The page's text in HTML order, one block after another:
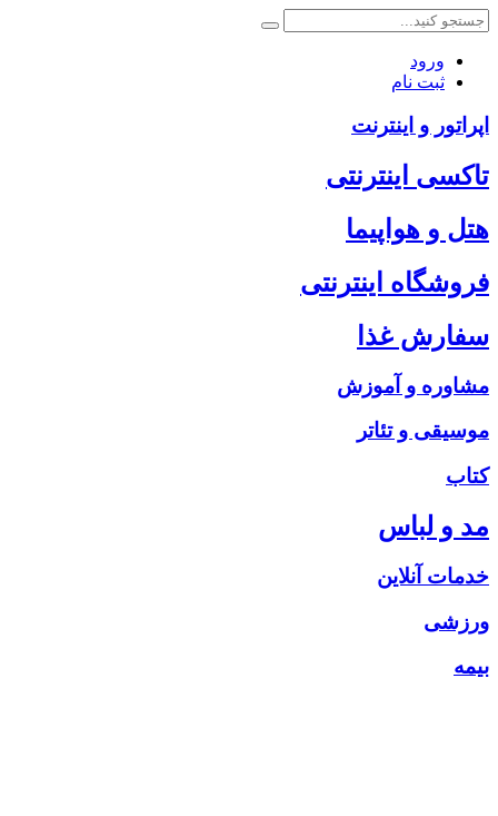
ورود
ثبت نام
اپراتور و اینترنت
تاکسی اینترنتی
هتل و هواپیما
فروشگاه اینترنتی
سفارش غذا
مشاوره و آموزش
موسیقی و تئاتر
کتاب
مد و لباس
خدمات آنلاین
ورزشی
بیمه